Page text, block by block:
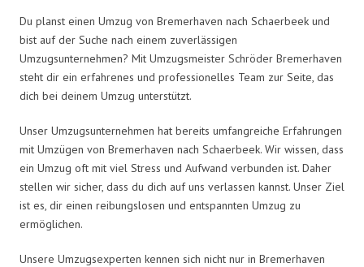
Du planst einen Umzug von Bremerhaven nach Schaerbeek und
bist auf der Suche nach einem zuverlässigen
Umzugsunternehmen? Mit Umzugsmeister Schröder Bremerhaven
steht dir ein erfahrenes und professionelles Team zur Seite, das
dich bei deinem Umzug unterstützt.
Unser Umzugsunternehmen hat bereits umfangreiche Erfahrungen
mit Umzügen von Bremerhaven nach Schaerbeek. Wir wissen, dass
ein Umzug oft mit viel Stress und Aufwand verbunden ist. Daher
stellen wir sicher, dass du dich auf uns verlassen kannst. Unser Ziel
ist es, dir einen reibungslosen und entspannten Umzug zu
ermöglichen.
Unsere Umzugsexperten kennen sich nicht nur in Bremerhaven